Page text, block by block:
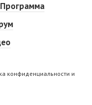
конфиденциальности и